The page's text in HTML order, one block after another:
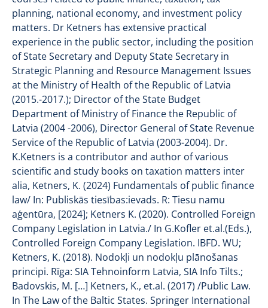
planning, national economy, and investment policy
matters. Dr Ketners has extensive practical
experience in the public sector, including the position
of State Secretary and Deputy State Secretary in
Strategic Planning and Resource Management Issues
at the Ministry of Health of the Republic of Latvia
(2015.-2017.); Director of the State Budget
Department of Ministry of Finance the Republic of
Latvia (2004 -2006), Director General of State Revenue
Service of the Republic of Latvia (2003-2004). Dr.
K.Ketners is a contributor and author of various
scientific and study books on taxation matters inter
alia, Ketners, K. (2024) Fundamentals of public finance
law/ In: Publiskās tiesības:ievads. R: Tiesu namu
aģentūra, [2024]; Ketners K. (2020). Controlled Foreign
Company Legislation in Latvia./ In G.Kofler et.al.(Eds.),
Controlled Foreign Company Legislation. IBFD. WU;
Ketners, K. (2018). Nodokļi un nodokļu plānošanas
principi. Rīga: SIA Tehnoinform Latvia, SIA Info Tilts.;
Badovskis, M. […] Ketners, K., et.al. (2017) /Public Law.
In The Law of the Baltic States. Springer International